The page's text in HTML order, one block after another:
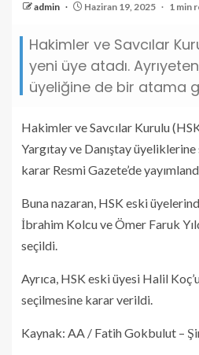
admin Haziran 19, 2025 1 min
Hakimler ve Savcılar
yeni üye atadı.
üyeliğine de bir atama
Hakimler ve Savcılar Kurulu
Yargıtay ve Danıştay
karar Resmi Gazete’de
Buna nazaran, HSK eski
İbrahim Kolcu ve Ömer Faruk
seçildi.
Ayrıca, HSK eski üyesi Halil
seçilmesine karar verildi.
Kaynak: AA / Fatih Gokbulut –